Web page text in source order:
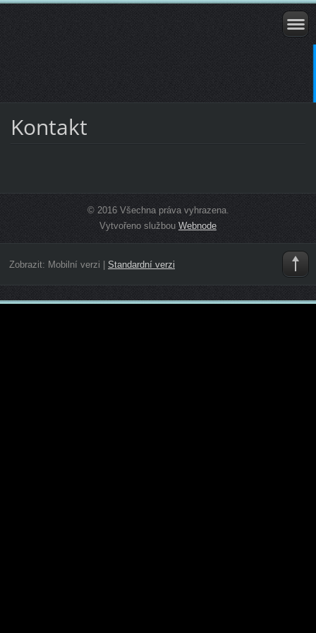
Kontakt
© 2016 Všechna práva vyhrazena.
Vytvořeno službou Webnode
Zobrazit: Mobilní verzi Standardní verzi